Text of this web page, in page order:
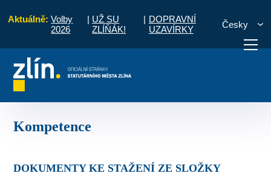
Aktuálně: Volby
2026
| UŽ SU
ZLÍŇÁK!
| DOPRAVNÍ
UZAVÍRKY
Česky
Kompetence
DOKUMENTY KE STAŽENÍ ZE SLOŽKY